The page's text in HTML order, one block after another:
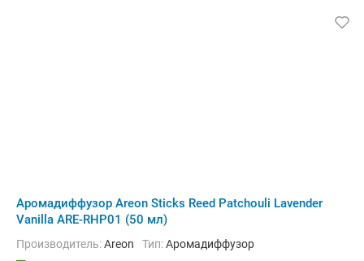
Аромадиффузор Areon Sticks Reed Patchouli Lavender
Vanilla ARE-RHP01 (50 мл)
Производитель:Areon Тип:Аромадиффузор